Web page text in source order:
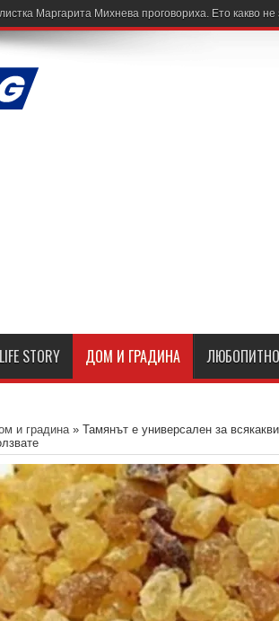
Маргарита Михнева проговориха. Ето какво
LIFE STORY ДОМ И ГРАДИНА ЛЮБОПИТНО
и градина » Тамянът е универсален за